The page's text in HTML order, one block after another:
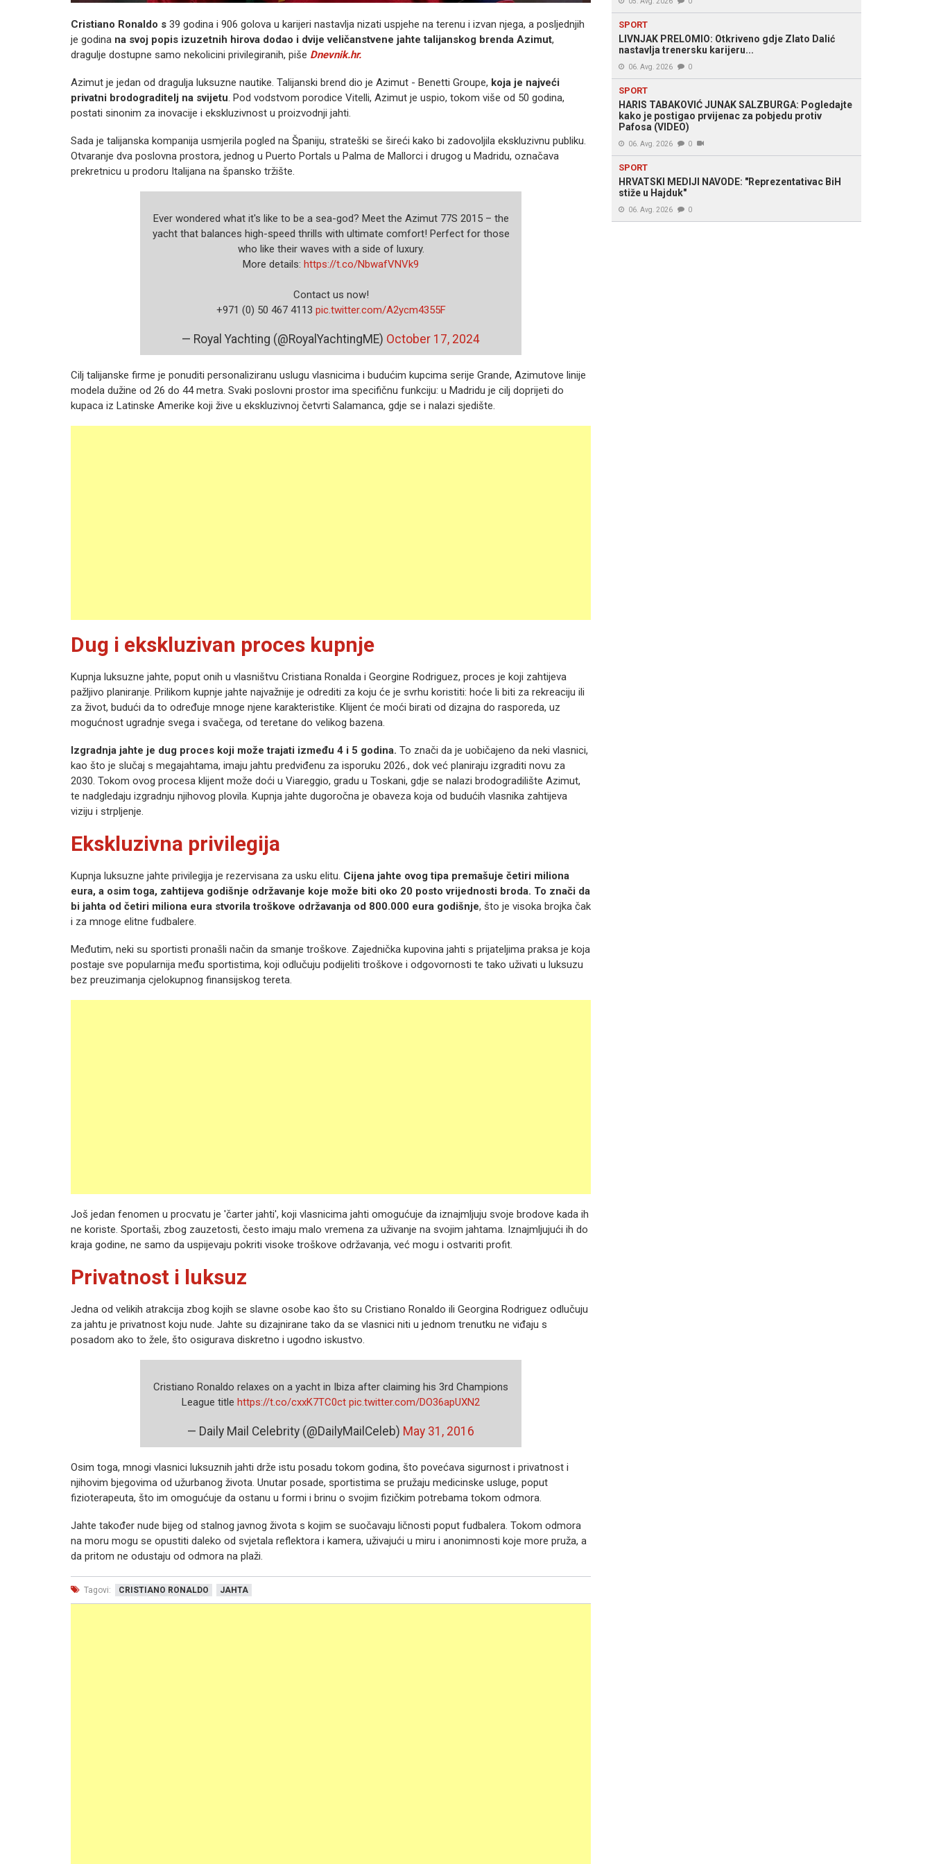
Cristiano Ronaldo s 39 godina i 906 golova u karijeri nastavlja nizati uspjehe na terenu i izvan njega, a posljednjih
je godina na svoj popis izuzetnih hirova dodao i dvije veličanstvene jahte talijanskog brenda Azimut,
dragulje dostupne samo nekolicini privilegiranih, piše Dnevnik.hr.
Azimut je jedan od dragulja luksuzne nautike. Talijanski brend dio je Azimut - Benetti Groupe, koja je najveći
privatni brodograditelj na svijetu. Pod vodstvom porodice Vitelli, Azimut je uspio, tokom više od 50 godina,
postati sinonim za inovacije i ekskluzivnost u proizvodnji jahti.
Sada je talijanska kompanija usmjerila pogled na Španiju, strateški se šireći kako bi zadovoljila ekskluzivnu publiku.
Otvaranje dva poslovna prostora, jednog u Puerto Portals u Palma de Mallorci i drugog u Madridu, označava
prekretnicu u prodoru Italijana na špansko tržište.
Ever wondered what it's like to be a sea-god? Meet the Azimut 77S 2015 – the
yacht that balances high-speed thrills with ultimate comfort! Perfect for those
who like their waves with a side of luxury.
More details: https://t.co/NbwafVNVk9
Contact us now!
+971 (0) 50 467 4113 pic.twitter.com/A2ycm4355F
— Royal Yachting (@RoyalYachtingME) October 17, 2024
Cilj talijanske firme je ponuditi personaliziranu uslugu vlasnicima i budućim kupcima serije Grande, Azimutove linije
modela dužine od 26 do 44 metra. Svaki poslovni prostor ima specifičnu funkciju: u Madridu je cilj doprijeti do
kupaca iz Latinske Amerike koji žive u ekskluzivnoj četvrti Salamanca, gdje se i nalazi sjedište.
Dug i ekskluzivan proces kupnje
Kupnja luksuzne jahte, poput onih u vlasništvu Cristiana Ronalda i Georgine Rodriguez, proces je koji zahtijeva
pažljivo planiranje. Prilikom kupnje jahte najvažnije je odrediti za koju će je svrhu koristiti: hoće li biti za rekreaciju ili
za život, budući da to određuje mnoge njene karakteristike. Klijent će moći birati od dizajna do rasporeda, uz
mogućnost ugradnje svega i svačega, od teretane do velikog bazena.
Izgradnja jahte je dug proces koji može trajati između 4 i 5 godina. To znači da je uobičajeno da neki vlasnici,
kao što je slučaj s megajahtama, imaju jahtu predviđenu za isporuku 2026., dok već planiraju izgraditi novu za
2030. Tokom ovog procesa klijent može doći u Viareggio, gradu u Toskani, gdje se nalazi brodogradilište Azimut,
te nadgledaju izgradnju njihovog plovila. Kupnja jahte dugoročna je obaveza koja od budućih vlasnika zahtijeva
viziju i strpljenje.
Ekskluzivna privilegija
Kupnja luksuzne jahte privilegija je rezervisana za usku elitu. Cijena jahte ovog tipa premašuje četiri miliona
eura, a osim toga, zahtijeva godišnje održavanje koje može biti oko 20 posto vrijednosti broda. To znači da
bi jahta od četiri miliona eura stvorila troškove održavanja od 800.000 eura godišnje, što je visoka brojka čak
i za mnoge elitne fudbalere.
Međutim, neki su sportisti pronašli način da smanje troškove. Zajednička kupovina jahti s prijateljima praksa je koja
postaje sve popularnija među sportistima, koji odlučuju podijeliti troškove i odgovornosti te tako uživati u luksuzu
bez preuzimanja cjelokupnog finansijskog tereta.
Još jedan fenomen u procvatu je 'čarter jahti', koji vlasnicima jahti omogućuje da iznajmljuju svoje brodove kada ih
ne koriste. Sportaši, zbog zauzetosti, često imaju malo vremena za uživanje na svojim jahtama. Iznajmljujući ih do
kraja godine, ne samo da uspijevaju pokriti visoke troškove održavanja, već mogu i ostvariti profit.
Privatnost i luksuz
Jedna od velikih atrakcija zbog kojih se slavne osobe kao što su Cristiano Ronaldo ili Georgina Rodriguez odlučuju
za jahtu je privatnost koju nude. Jahte su dizajnirane tako da se vlasnici niti u jednom trenutku ne viđaju s
posadom ako to žele, što osigurava diskretno i ugodno iskustvo.
Cristiano Ronaldo relaxes on a yacht in Ibiza after claiming his 3rd Champions
League title https://t.co/cxxK7TC0ct pic.twitter.com/DO36apUXN2
— Daily Mail Celebrity (@DailyMailCeleb) May 31, 2016
Osim toga, mnogi vlasnici luksuznih jahti drže istu posadu tokom godina, što povećava sigurnost i privatnost i
njihovim bjegovima od užurbanog života. Unutar posade, sportistima se pružaju medicinske usluge, poput
fizioterapeuta, što im omogućuje da ostanu u formi i brinu o svojim fizičkim potrebama tokom odmora.
Jahte također nude bijeg od stalnog javnog života s kojim se suočavaju ličnosti poput fudbalera. Tokom odmora
na moru mogu se opustiti daleko od svjetala reflektora i kamera, uživajući u miru i anonimnosti koje more pruža, a
da pritom ne odustaju od odmora na plaži.
Tagovi: CRISTIANO RONALDO JAHTA
SPORT
LIVNJAK PRELOMIO: Otkriveno gdje Zlato Dalić
nastavlja trenersku karijeru...
06. Avg. 2026 0
SPORT
HARIS TABAKOVIĆ JUNAK SALZBURGA: Pogledajte
kako je postigao prvijenac za pobjedu protiv
Pafosa (VIDEO)
06. Avg. 2026 0
SPORT
HRVATSKI MEDIJI NAVODE: "Reprezentativac BiH
stiže u Hajduk"
06. Avg. 2026 0